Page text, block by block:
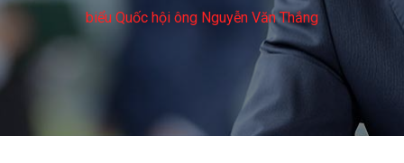
biểu Quốc hội ông Nguyễn Văn Thắng